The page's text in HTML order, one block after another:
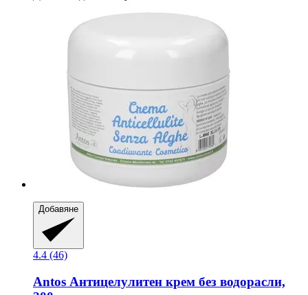
Добавяне
4.4 (46)
Antos Антицелулитен крем без водорасли,